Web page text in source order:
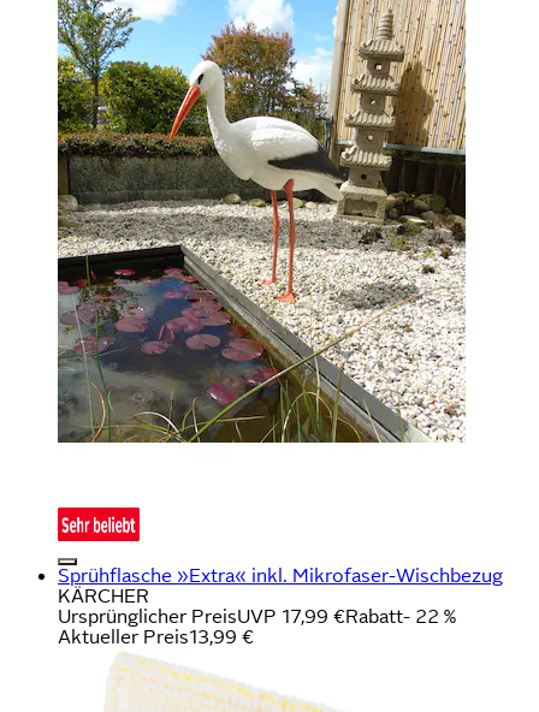
Sprühflasche »Extra« inkl. Mikrofaser-Wischbezug
KÄRCHER
Ursprünglicher PreisUVP 17,99 €Rabatt- 22 %
Aktueller Preis13,99 €